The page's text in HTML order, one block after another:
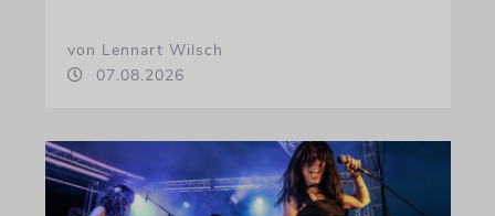
von Lennart Wilsch
07.08.2026